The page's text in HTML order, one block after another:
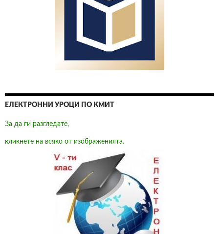
ЕЛЕКТРОННИ УРОЦИ ПО КМИТ
За да ги разгледате,
кликнете на всяко от изображенията.